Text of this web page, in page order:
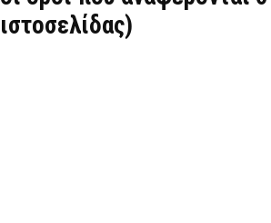
ιστοσελίδας)